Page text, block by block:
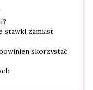
stawki zamiast
skorzystać